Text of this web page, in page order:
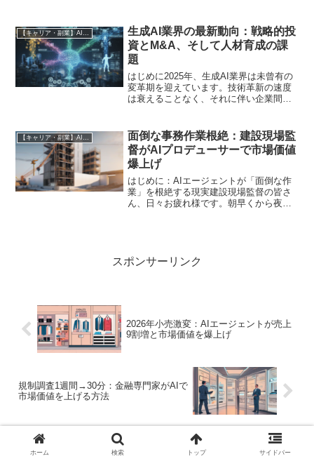
にとって、この問いは今、目の前の現実
として突きつけられて...
生成AI業界の最新動向：戦略的投
資とM&A、そして人材育成の課
題
はじめに2025年、生成AI業界は未曾有の
変革期を迎えています。技術革新の速度
は衰えることなく、それに伴い企業間の
なく、資本の移動、戦略的な提携、そし
てM&Aといった形...
【キャリア・副業】AI時代の生存戦略
面倒な事務作業根絶：建設現場監
督がAIプロデューサーで市場価値
爆上げ
はじめに：AIエージェントが「面倒な作
業」を根絶する現実建設現場監督の皆さ
ん、日々お疲れ様です。朝早くから夜遅
スポンサーリンク
2026年小売激変：AIエージェントが売上
9割増と市場価値を爆上げ
規制調査1週間→30分：金融専門家がAIで
市場価値を上げる方法
コメント
ホーム 検索 トップ サイドバー